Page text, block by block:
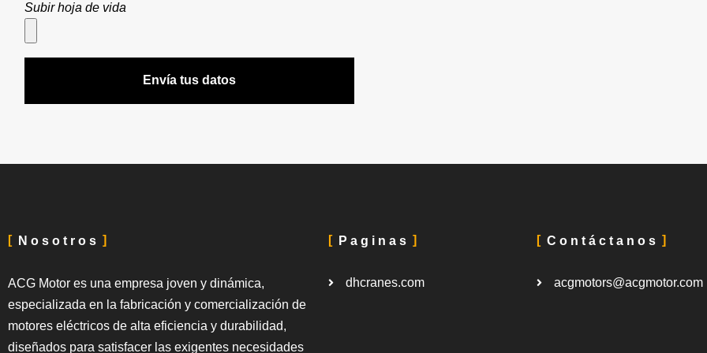
Subir hoja de vida
Envía tus datos
Nosotros
ACG Motor es una empresa joven y dinámica,
especializada en la fabricación y comercialización de
motores eléctricos de alta eficiencia y durabilidad,
diseñados para satisfacer las exigentes necesidades
Paginas
dhcranes.com
Contáctanos
acgmotors@acgmotor.com